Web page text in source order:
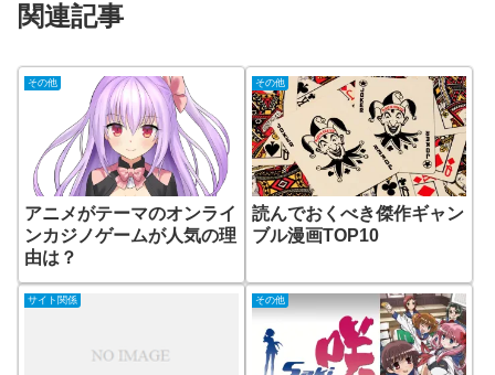
関連記事
その他
アニメがテーマのオンライ
ンカジノゲームが人気の理
由は？
その他
読んでおくべき傑作ギャン
ブル漫画TOP10
サイト関係 その他